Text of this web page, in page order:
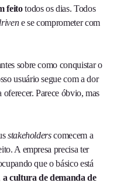
feitotodos os dias. Todos
e se comprometer com
sobre como conquistar o
usuário segue com a dor
Parece óbvio, mas
stakeholderscomecem a
A empresa precisa ter
que o básico está
a cultura de demanda de